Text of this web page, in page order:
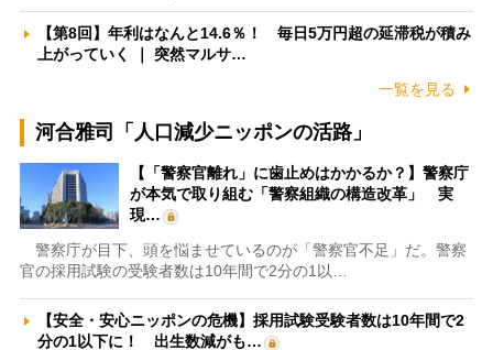
【第8回】年利はなんと14.6％！ 毎日5万円超の延滞税が積み
上がっていく ｜ 突然マルサ…
一覧を見る
河合雅司「人口減少ニッポンの活路」
【「警察官離れ」に歯止めはかかるか？】警察庁
が本気で取り組む「警察組織の構造改革」 実
現…
警察庁が目下、頭を悩ませているのが「警察官不足」だ。警察
官の採用試験の受験者数は10年間で2分の1以…
【安全・安心ニッポンの危機】採用試験受験者数は10年間で2
分の1以下に！ 出生数減がも…